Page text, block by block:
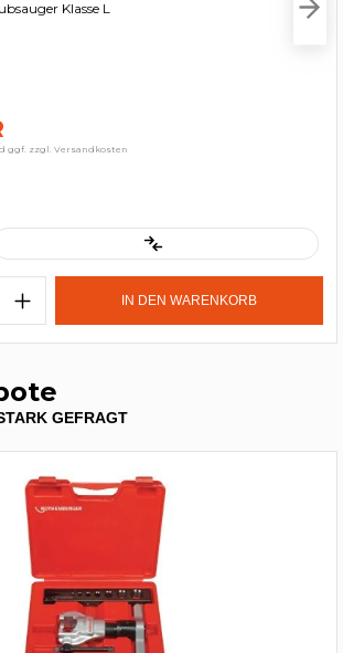
Klasse L
ggf. zzgl. Versandkosten
IN DEN WARENKORB
GEFRAGT